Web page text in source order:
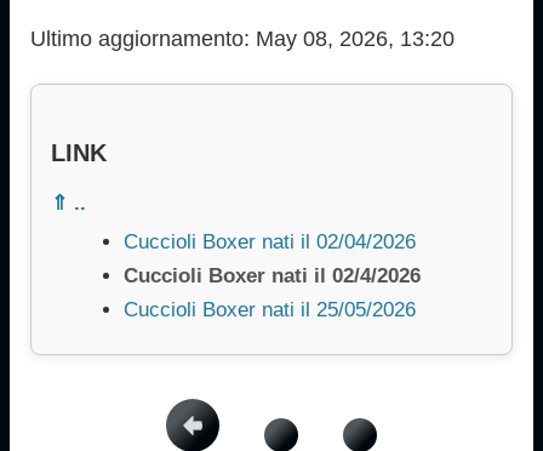
Ultimo aggiornamento: May 08, 2026, 13:20
LINK
⇑ ..
Cuccioli Boxer nati il 02/04/2026
Cuccioli Boxer nati il 02/4/2026
Cuccioli Boxer nati il 25/05/2026